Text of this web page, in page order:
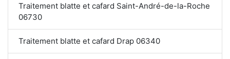
Traitement blatte et cafard Saint-André-de-la-Roche
06730
Traitement blatte et cafard Drap 06340